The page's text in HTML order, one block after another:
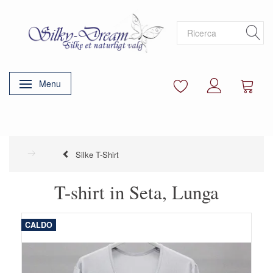
Attiva/disattiva navigazione
Menu
Silke T-Shirt
T-shirt in Seta, Lunga
CALDO